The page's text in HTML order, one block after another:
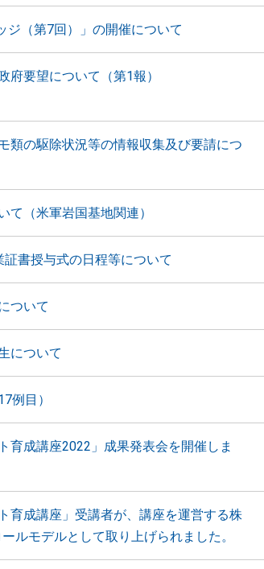
ジ（第7回）」の開催について
府要望について（第1報）
類の駆除状況等の情報収集及び要請につ
て（米軍岩国基地関連）
書授与式の日程等について
ついて
について
例目）
育成講座2022」成果発表会を開催しま
育成講座」受講者が、講座を運営する株
ルモデルとして取り上げられました。